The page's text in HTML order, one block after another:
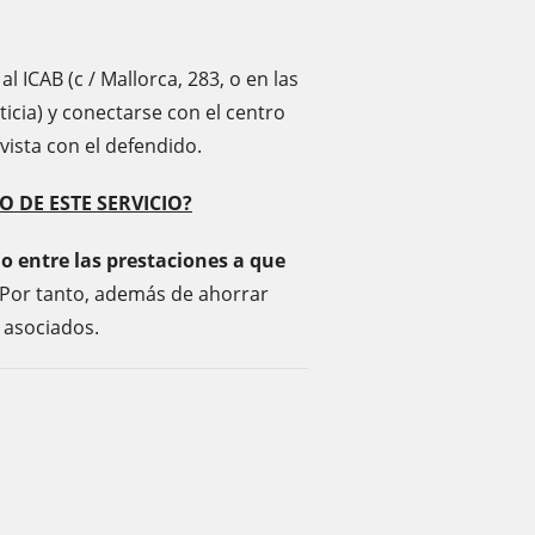
ICAB (c / Mallorca, 283, o en las
y conectarse con el centro
con el defendido.
DE ESTE SERVICIO?
entre las prestaciones a que
tanto, además de ahorrar